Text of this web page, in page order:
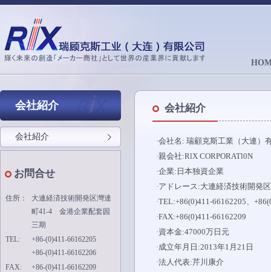
会社紹介
会社紹介
お問合せ
住所：
大連経済技術開発区灣達
町41-4 金港企業配套园
三期
TEL:
+86-(0)411-66162205
+86-(0)411-66162206
FAX:
+86-(0)411-66162209
会社紹介
·会社名: 瑞顧克斯工業（大連）
·親会社:RlX CORPORATl0N
·企業:日本独資企業
·アドレース:大連経済技術開発
·TEL:+86(0)411-66162205、
·FAX:+86(0)411-66162209
·資本金:47000万日元
·成立年月日:2013年1月21日
·法人代表:芹川康介